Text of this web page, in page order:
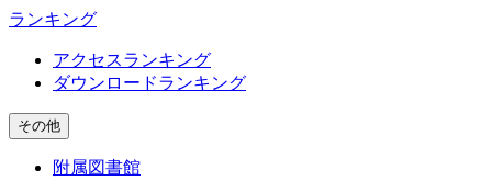
ランキング
アクセスランキング
ダウンロードランキング
その他
附属図書館